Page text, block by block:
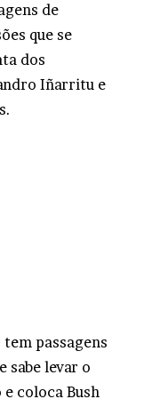
de
que se
dos
Iñarritu e
passagens
sabe levar o
coloca Bush